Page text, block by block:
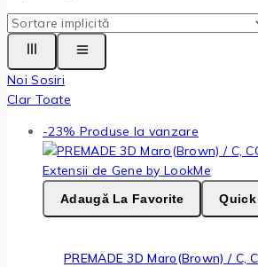
Noi Sosiri
Clar Toate
-23% Produse la vanzare
Adaugă La Favorite Quick
PREMADE 3D Maro(Brown) / C,